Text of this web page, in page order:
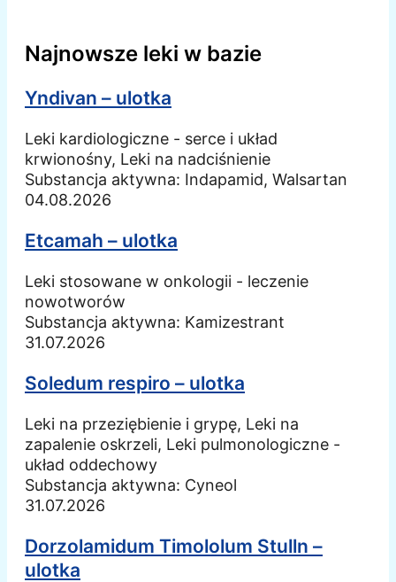
Najnowsze leki w bazie
Yndivan – ulotka
Leki kardiologiczne - serce i układ
krwionośny, Leki na nadciśnienie
Substancja aktywna: Indapamid, Walsartan
04.08.2026
Etcamah – ulotka
Leki stosowane w onkologii - leczenie
nowotworów
Substancja aktywna: Kamizestrant
31.07.2026
Soledum respiro – ulotka
Leki na przeziębienie i grypę, Leki na
zapalenie oskrzeli, Leki pulmonologiczne -
układ oddechowy
Substancja aktywna: Cyneol
31.07.2026
Dorzolamidum Timololum Stulln –
ulotka